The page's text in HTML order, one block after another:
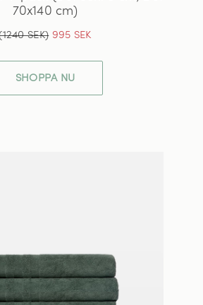
70x140 cm)
SEK) 995 SEK
SHOPPA NU